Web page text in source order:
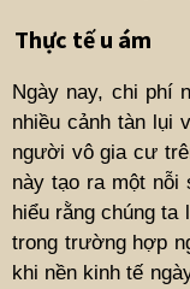
Thực tế u ám
Ngày nay, chi phí
nhiều cảnh tàn lụi
người vô gia cư
này tạo ra một
hiểu rằng chúng ta
trong trường hợp
khi nền kinh tế